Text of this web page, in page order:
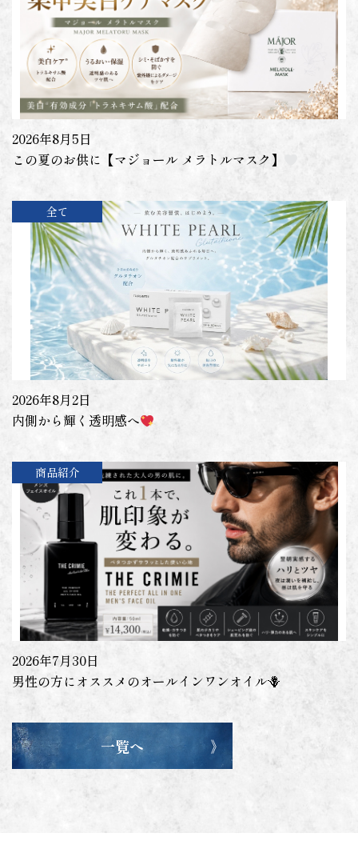
2026年8月5日
この夏のお供に【マジョール メラトルマスク】
全て
2026年8月2日
内側から輝く透明感へ
商品紹介
2026年7月30日
男性の方にオススメのオールインワンオイル🪻
一覧へ